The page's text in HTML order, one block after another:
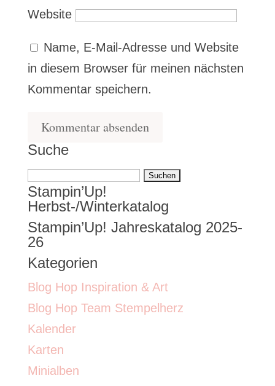
Website
Name, E-Mail-Adresse und Website
in diesem Browser für meinen nächsten
Kommentar speichern.
Suche
Suchen
nach:
Stampin’Up!
Herbst-/Winterkatalog
Stampin’Up! Jahreskatalog 2025-
26
Kategorien
Blog Hop Inspiration & Art
Blog Hop Team Stempelherz
Kalender
Karten
Minialben